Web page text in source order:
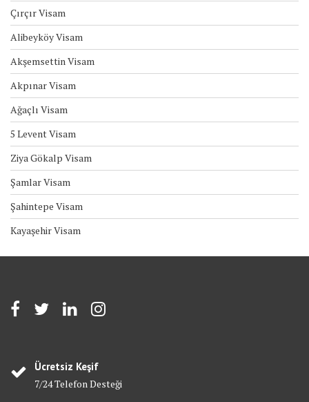
Çırçır Visam
Alibeyköy Visam
Akşemsettin Visam
Akpınar Visam
Ağaçlı Visam
5 Levent Visam
Ziya Gökalp Visam
Şamlar Visam
Şahintepe Visam
Kayaşehir Visam
Ücretsiz Keşif
7/24 Telefon Desteği